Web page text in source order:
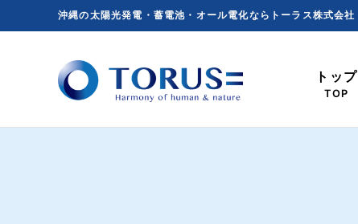
沖縄の太陽光発電・蓄電池・オール電化ならトーラス株式会社
トップ
TOP